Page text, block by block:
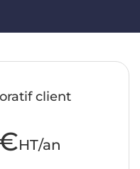
client
HT/an